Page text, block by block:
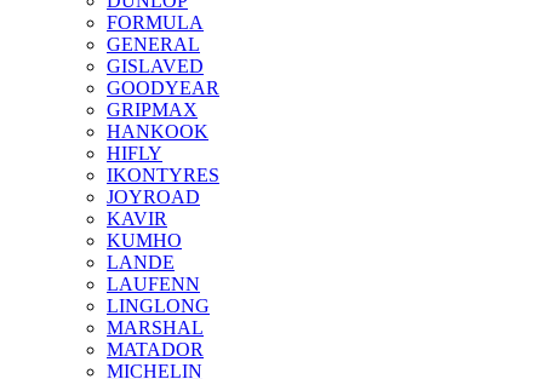
FORMULA
GENERAL
GISLAVED
GOODYEAR
GRIPMAX
HANKOOK
HIFLY
IKONTYRES
JOYROAD
KAVIR
KUMHO
LANDE
LAUFENN
LINGLONG
MARSHAL
MATADOR
MICHELIN